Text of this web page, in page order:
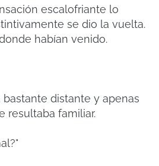
escalofriante lo
se dio la vuelta.
habían venido.
bastante distante y apenas
resultaba familiar.